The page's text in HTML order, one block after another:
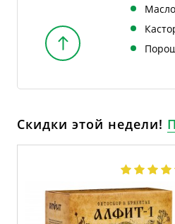
Скидки этой недели!